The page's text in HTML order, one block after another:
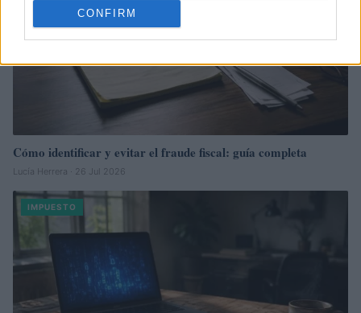
CONFIRM
Cómo identificar y evitar el fraude fiscal: guía completa
Lucía Herrera · 26 Jul 2026
IMPUESTO